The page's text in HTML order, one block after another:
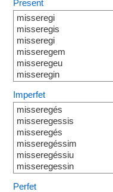
Present
misseregi
misseregis
misseregi
misseregem
misseregeu
misseregin
Imperfet
misseregés
misseregessis
misseregés
misseregéssim
misseregéssiu
misseregessin
Perfet